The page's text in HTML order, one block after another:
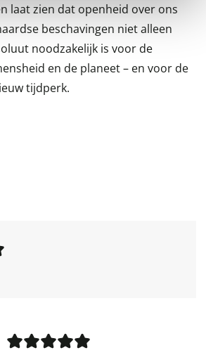
laat zien dat openheid over ons
beschavingen niet alleen
noodzakelijk is voor de
en de planeet – en voor de
tijdperk.